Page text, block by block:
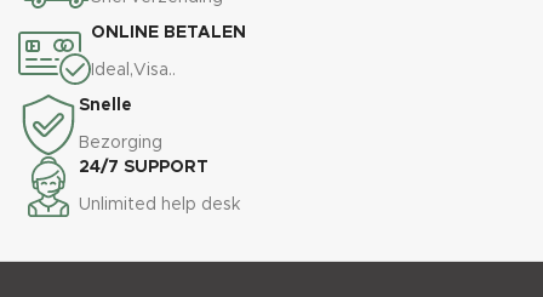
ONLINE BETALEN
Ideal,Visa..
Snelle
Bezorging
24/7 SUPPORT
Unlimited help desk